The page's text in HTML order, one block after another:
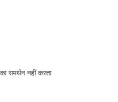
समर्थन नहीं करता